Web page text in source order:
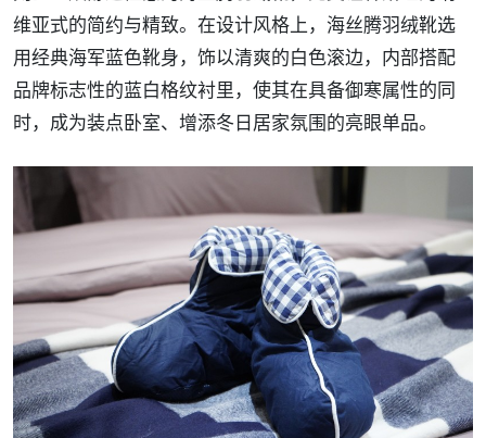
维亚式的简约与精致。在设计风格上，海丝腾羽绒靴选
用经典海军蓝色靴身，饰以清爽的白色滚边，内部搭配
品牌标志性的蓝白格纹衬里，使其在具备御寒属性的同
时，成为装点卧室、增添冬日居家氛围的亮眼单品。